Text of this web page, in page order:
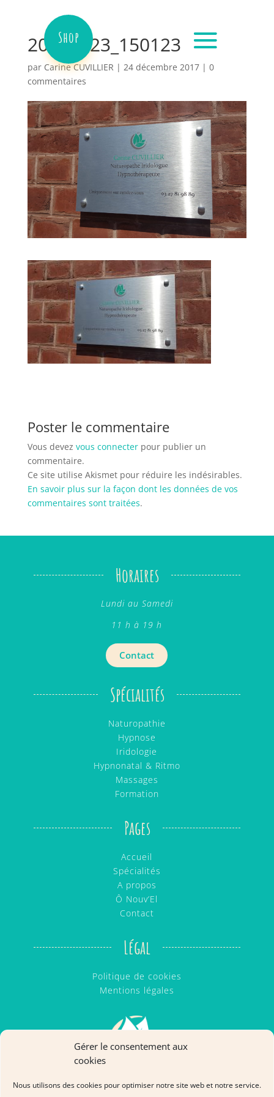
Gérer le consentement aux
cookies
Nous utilisons des cookies pour optimiser notre site web et notre service.
Shop
20170623_150123
par Carine CUVILLIER | 24 décembre 2017| 0
commentaires
Poster le commentaire
Vous devez vous connecterpour publier un
commentaire.
Ce site utilise Akismet pour réduire les indésirables.
En savoir plus sur la façon dont les données de vos
commentaires sont traitées.
Horaires
Lundi au Samedi
11 h à 19 h
Contact
Spécialités
Naturopathie
Hypnose
Iridologie
Hypnonatal & Ritmo
Massages
Formation
Pages
Accueil
Spécialités
A propos
Ô Nouv’El
Contact
Légal
Politique de cookies
Mentions légales